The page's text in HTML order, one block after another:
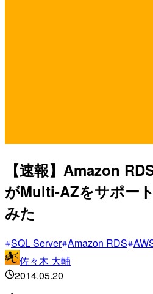
【速報】Amazon
がMulti-AZをサポー
みた
SQL Server Amazon RDS
佐々木 大輔
2014.05.20